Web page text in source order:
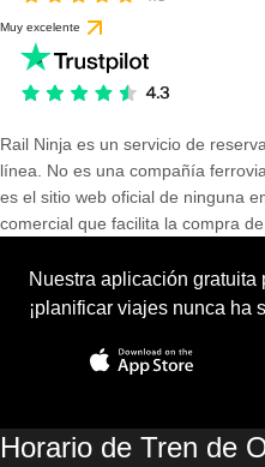
Muy excelente
Rail Ninja es un servicio de
línea. No es una compañía
es el sitio web oficial de ninguna
comercial que facilita la compra
Nuestra aplicación gratuita
¡planificar viajes nunca ha
Horario de Tren de